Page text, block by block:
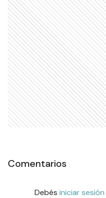
Comentarios
Debés iniciar sesión